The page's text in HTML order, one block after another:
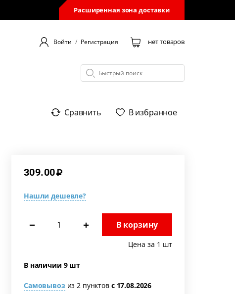
Расширенная зона доставки
Войти / Регистрация нет товаров
Сравнить В избранное
309.00
Нашли дешевле?
− + В корзину
Цена за 1 шт
В наличии 9 шт
Самовывоз из 2 пунктов с 17.08.2026